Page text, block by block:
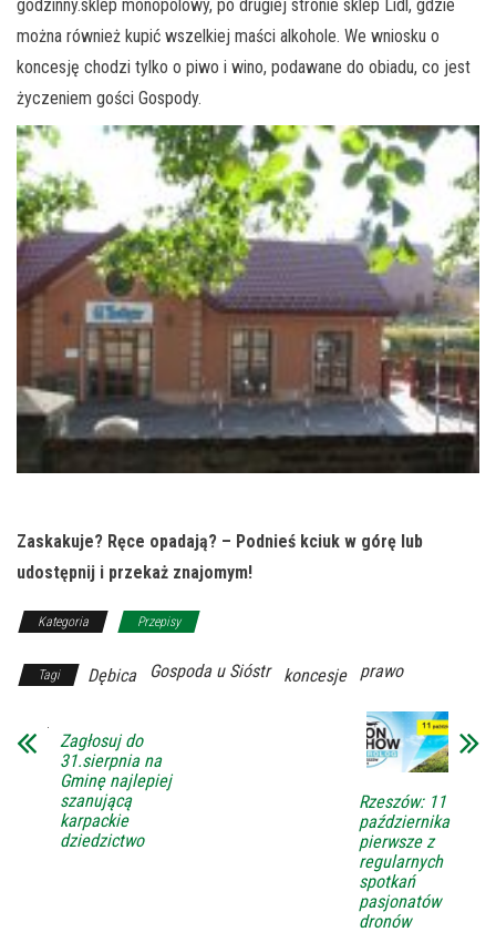
godzinny.sklep monopolowy, po drugiej stronie sklep Lidl, gdzie
można również kupić wszelkiej maści alkohole. We wniosku o
koncesję chodzi tylko o piwo i wino, podawane do obiadu, co jest
życzeniem gości Gospody.
Zaskakuje? Ręce opadają? – Podnieś kciuk w górę lub
udostępnij i przekaż znajomym!
Kategoria Przepisy
Tagi Dębica Gospoda u Sióstr koncesje prawo
Zagłosuj do
31.sierpnia na
Gminę najlepiej
szanującą
karpackie
dziedzictwo
Rzeszów: 11
października
pierwsze z
regularnych
spotkań
pasjonatów
dronów